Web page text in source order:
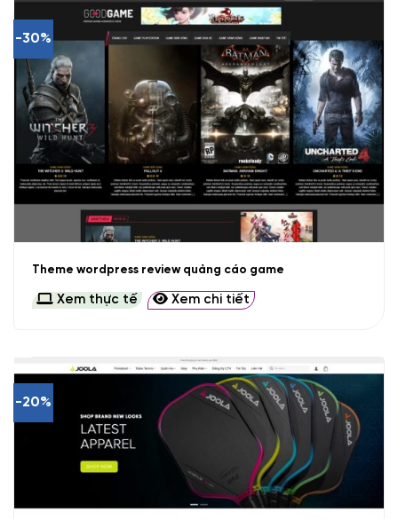
-30%
Theme wordpress review quảng cáo game
Xem thực tế Xem chi tiết
-20%